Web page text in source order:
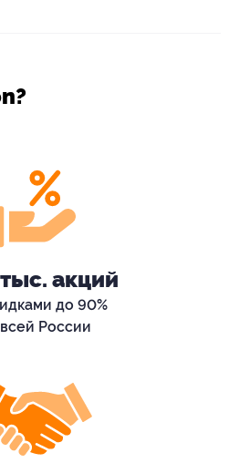
акций
до 90%
России